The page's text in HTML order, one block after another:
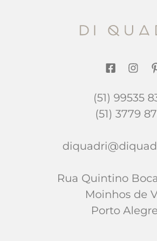
(51) 99535
(51) 3779
Rua Quintino
Moinhos de
Porto